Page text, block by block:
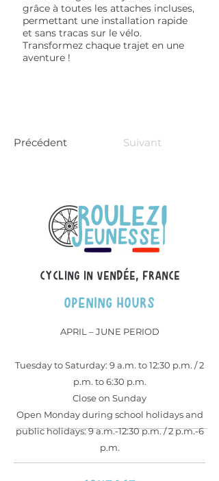
grâce à toutes les attaches incluses,
permettant une installation rapide
et sans tracas sur le vélo.
Transformez chaque trajet en une
aventure !
Précédent Suivant
Cycling in Vendée, france
OPENING HOURS
APRIL – JUNE PERIOD
Tuesday to Saturday: 9 a.m. to 12:30 p.m. / 2
p.m. to 6:30 p.m.
Close on Sunday
Open Monday during school holidays and
public holidays: 9 a.m.-12:30 p.m. / 2 p.m.-6
p.m.